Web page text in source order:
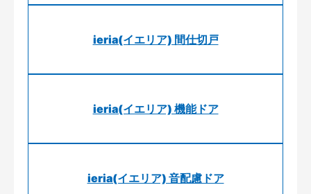
ieria(イエリア) 間仕切戸
ieria(イエリア) 機能ドア
ieria(イエリア) 音配慮ドア